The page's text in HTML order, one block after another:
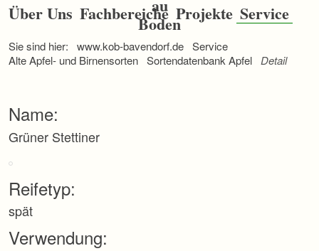
a
v
g
a
n
ü
b
r
p
r
i
n
g
Über Uns Fachbereiche Projekte Service
Sie sind hier: www.kob-bavendorf.de Service
Alte Apfel- und Birnensorten Sortendatenbank Apfel Detail
Name:
Grüner Stettiner
Reifetyp:
spät
Verwendung: